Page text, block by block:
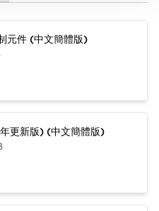
件 (中文簡體版)
更新版) (中文簡體版)